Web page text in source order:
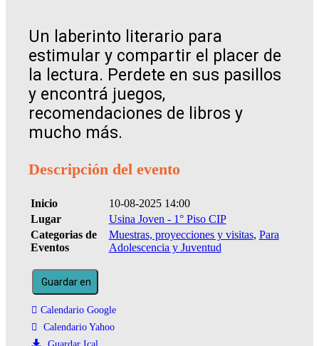
Un laberinto literario para
estimular y compartir el placer de
la lectura. Perdete en sus pasillos
y encontrá juegos,
recomendaciones de libros y
mucho más.
Descripción del evento
Inicio
10-08-2025 14:00
Lugar
Usina Joven - 1° Piso CIP
Categorias de
Eventos
Muestras, proyecciones y visitas, Para
Adolescencia y Juventud
Guardar en
Calendario Google
Calendario Yahoo